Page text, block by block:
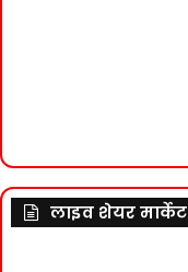
लाइव शेयर मार्केट